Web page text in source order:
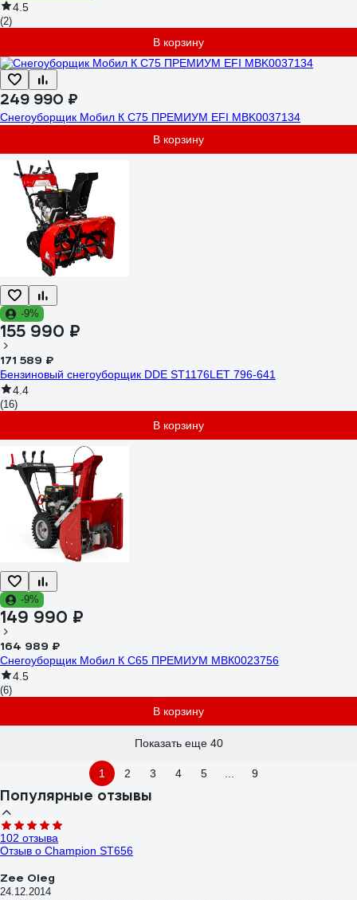
4.5
(2)
В корзину
249 990 ₽
Снегоуборщик Мобил К С75 ПРЕМИУМ EFI MBK0037134
В корзину
-9%
155 990 ₽
171 589 ₽
Бензиновый снегоуборщик DDE ST1176LET 796-641
4.4
(16)
В корзину
-9%
149 990 ₽
164 989 ₽
Снегоуборщик Мобил К С65 ПРЕМИУМ МВК0023756
4.5
(6)
В корзину
Показать еще 40
1 2 3 4 5 9
Популярные отзывы
102 отзыва
Отзыв о Champion ST656
Zee Oleg
24.12.2014